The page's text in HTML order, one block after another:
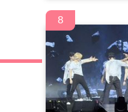
8